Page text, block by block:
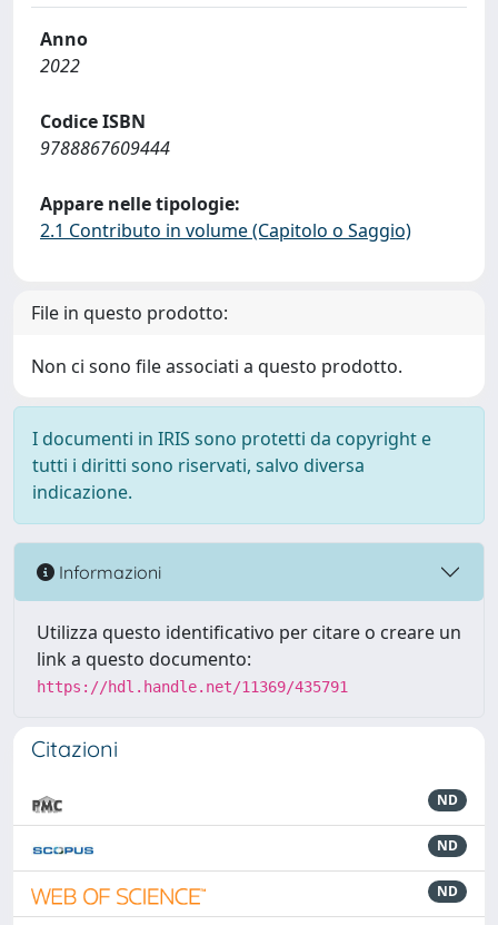
Anno
2022
Codice ISBN
9788867609444
Appare nelle tipologie:
2.1 Contributo in volume (Capitolo o Saggio)
File in questo prodotto:
Non ci sono file associati a questo prodotto.
I documenti in IRIS sono protetti da copyright e
tutti i diritti sono riservati, salvo diversa
indicazione.
Informazioni
Utilizza questo identificativo per citare o creare un
link a questo documento:
https://hdl.handle.net/11369/435791
Citazioni
ND
ND
ND